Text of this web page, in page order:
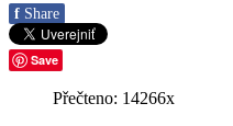
f Share
Save
Přečteno: 14266x